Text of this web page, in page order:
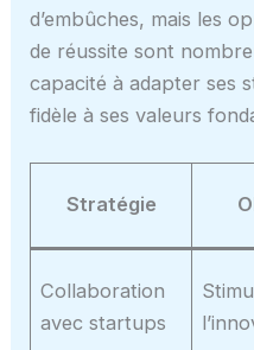
d’embûches, mais les
de réussite sont
capacité à adapter ses
fidèle à ses valeurs
Stratégie
Collaboration
avec startups